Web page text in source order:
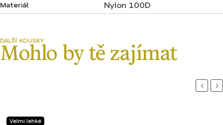
Materiál: Nylon 100D
Velmi lehké